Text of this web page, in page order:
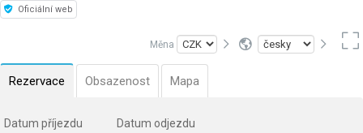
Oficiální web
Měna
Rezervace Obsazenost Mapa
Datum příjezdu Datum odjezdu